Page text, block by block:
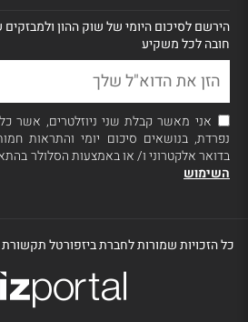
הירשם לסיכום היומי של שוק ההון ולמבזקים
חובה לכל משקיע
אני מאשר קבלת שני ניוזלטרים, אשר
נפרדת, בנושאים סיכום יומי והתראות
בדואר אלקטרוני ו/ או באמצעות הסלולר
השימוש
כל הזכויות שמורות לחברת ביזפורטל